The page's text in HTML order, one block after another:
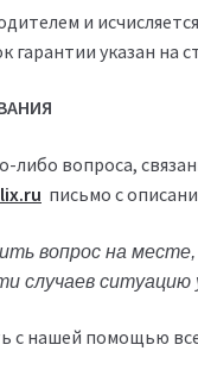
и
гарантии указан на
либо вопроса,
письмо с
вопрос на месте,
случаев
с нашей помощью